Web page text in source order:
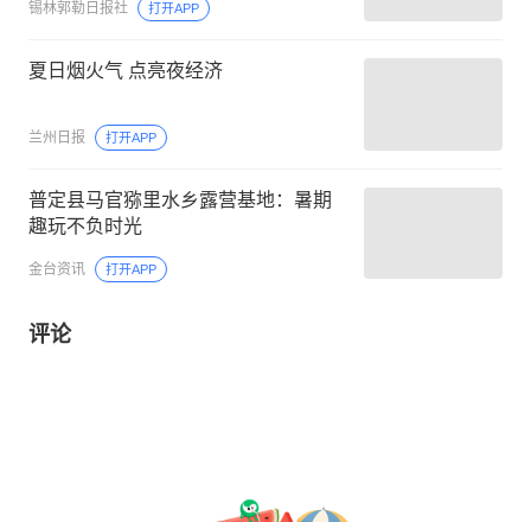
锡林郭勒日报社 打开APP
夏日烟火气 点亮夜经济
兰州日报 打开APP
普定县马官猕里水乡露营基地：暑期
趣玩不负时光
金台资讯 打开APP
评论